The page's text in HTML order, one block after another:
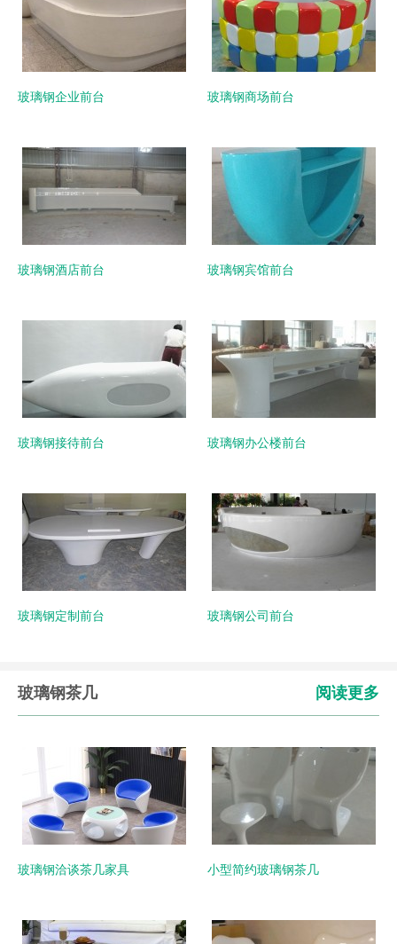
玻璃钢企业前台 玻璃钢商场前台
玻璃钢酒店前台 玻璃钢宾馆前台
玻璃钢接待前台 玻璃钢办公楼前台
玻璃钢定制前台 玻璃钢公司前台
玻璃钢茶几 阅读更多
玻璃钢洽谈茶几家具 小型简约玻璃钢茶几